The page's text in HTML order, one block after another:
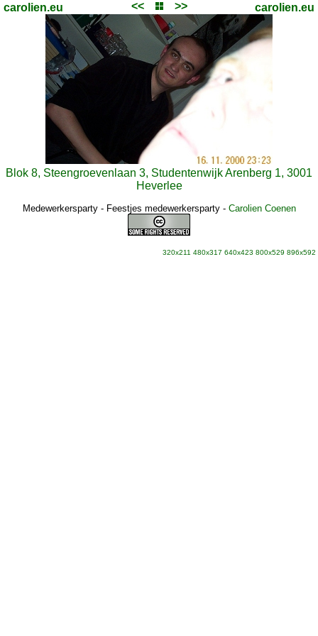
carolien.eu << >> carolien.eu
Blok 8, Steengroevenlaan 3, Studentenwijk Arenberg 1, 3001
Heverlee
Medewerkersparty - Feestjes medewerkersparty- Carolien Coenen
320x211 480x317 640x423 800x529 896x592